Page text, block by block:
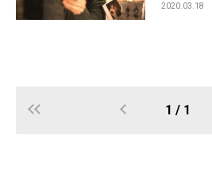
2020.03.18
1 / 1